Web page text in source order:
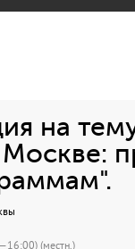
на
(местн.)